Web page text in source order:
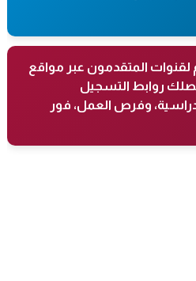
لقنوات المتقدمون عبر مواقع
روابط التسجيل
وفرص العمل، فور